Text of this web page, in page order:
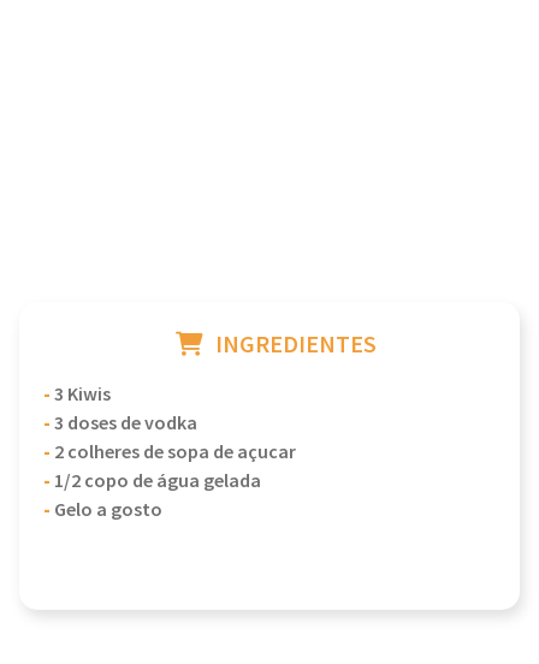
INGREDIENTES
-3 Kiwis
-3 doses de vodka
- 2 colheres de sopa de açucar
- 1/2 copo de água gelada
- Gelo a gosto